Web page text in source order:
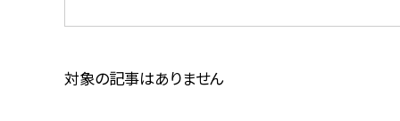
対象の記事はありません